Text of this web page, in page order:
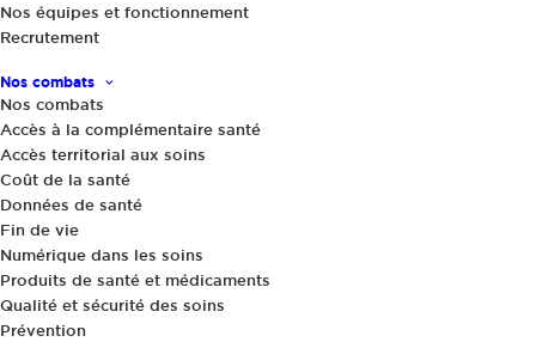
Nos équipes et fonctionnement
Recrutement
Nos combats
Nos combats
Accès à la complémentaire santé
Accès territorial aux soins
Coût de la santé
Données de santé
Fin de vie
Numérique dans les soins
Produits de santé et médicaments
Qualité et sécurité des soins
Prévention
Accueil
des repères fiables